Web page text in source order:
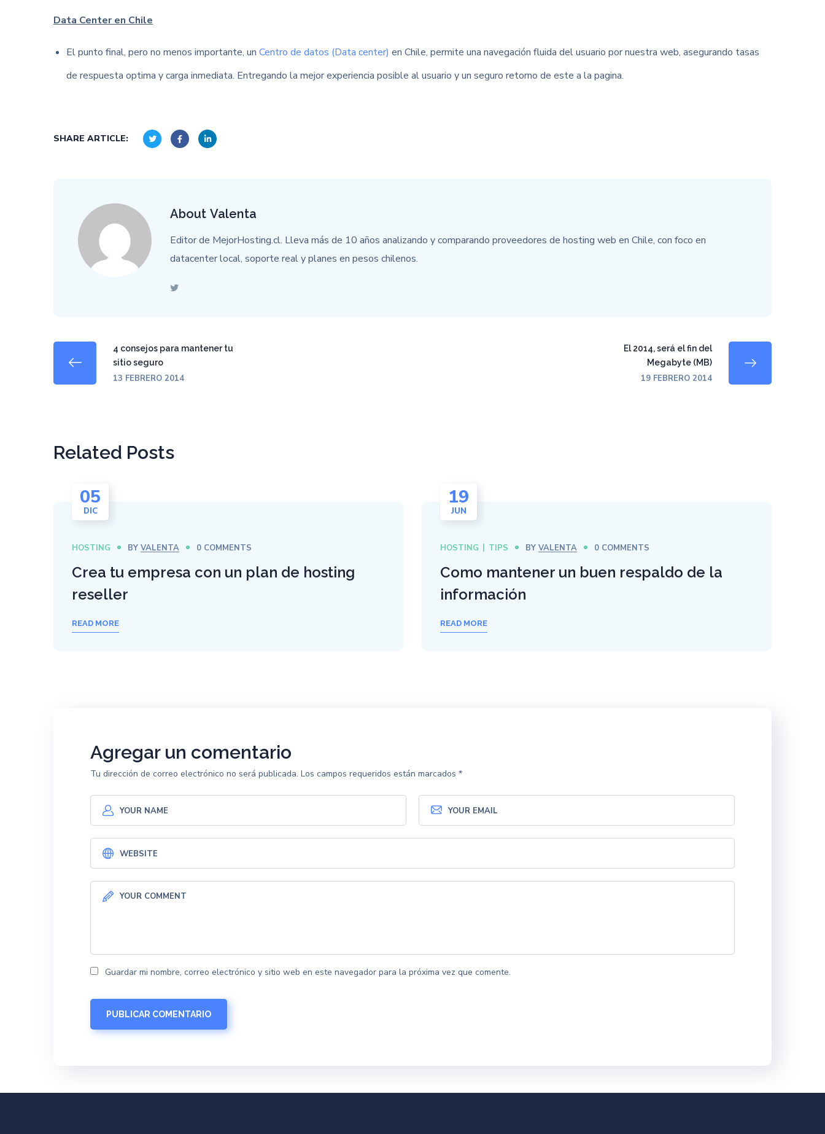
Data Center en Chile
El punto final, pero no menos importante, un Centro de datos (Data center) en Chile, permite una navegación fluida del usuario por nuestra web, asegurando tasas
de respuesta optima y carga inmediata. Entregando la mejor experiencia posible al usuario y un seguro retorno de este a la pagina.
SHARE ARTICLE:
About Valenta
Editor de MejorHosting.cl. Lleva más de 10 años analizando y comparando proveedores de hosting web en Chile, con foco en
datacenter local, soporte real y planes en pesos chilenos.
4 consejos para mantener tu
sitio seguro
13 FEBRERO 2014
El 2014, será el fin del
Megabyte (MB)
19 FEBRERO 2014
Related Posts
05
DIC
HOSTING BYVALENTA 0 COMMENTS
Crea tu empresa con un plan de hosting
reseller
READ MORE
19
JUN
HOSTING TIPS BYVALENTA 0 COMMENTS
Como mantener un buen respaldo de la
información
READ MORE
Agregar un comentario
Tu dirección de correo electrónico no será publicada. Los campos requeridos están marcados *
Guardar mi nombre, correo electrónico y sitio web en este navegador para la próxima vez que comente.